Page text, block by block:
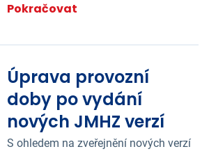
Pokračovat
Úprava provozní
doby po vydání
nových JMHZ verzí
S ohledem na zveřejnění nových verzí